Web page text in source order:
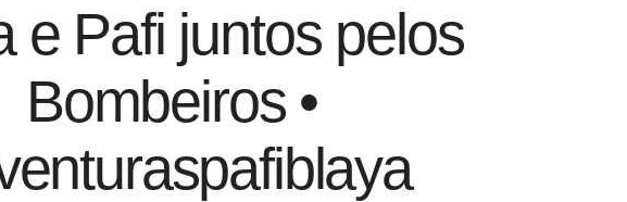
e Pafi juntos pelos
Bombeiros •